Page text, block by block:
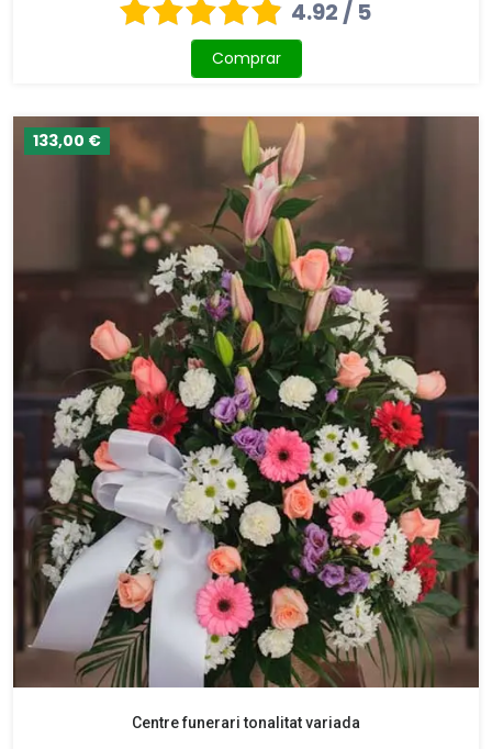
4.92 / 5
Comprar
133,00 €
Centre funerari tonalitat variada